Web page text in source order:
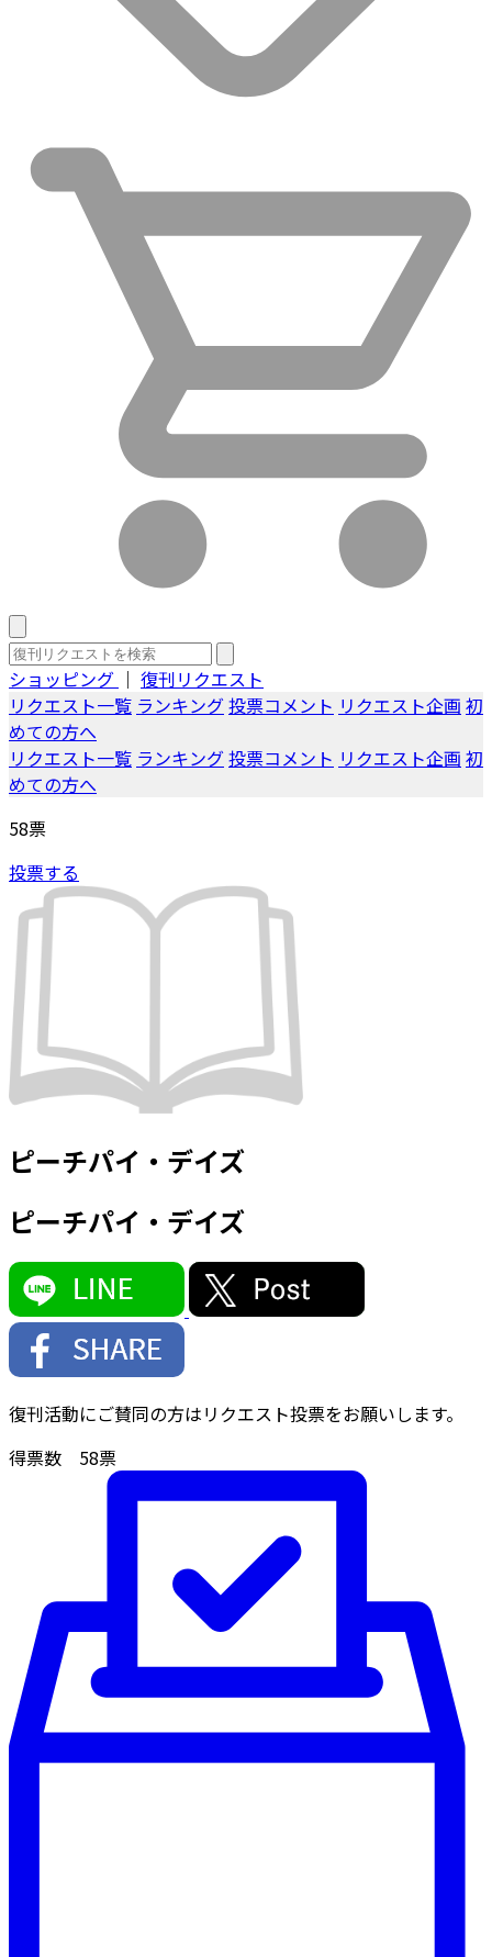
ショッピング ｜ 復刊リクエスト
リクエスト一覧 ランキング投票コメント リクエスト企画 初
めての方へ
リクエスト一覧 ランキング投票コメント リクエスト企画 初
めての方へ
58票
投票する
ピーチパイ・デイズ
ピーチパイ・デイズ
復刊活動にご賛同の方はリクエスト投票をお願いします。
得票数 58票